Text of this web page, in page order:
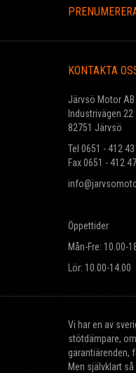
KONTAKTA
Järvsö Motor AB
Industrivägen 22
82751 Järvsö
Tel 0651 - 412 43
Fax 0651 - 412 47
Öppettider
Mån-Fre: 10.00-
Lör: 10.00-14.00
Vi har en av
stötdämpare,
garantiärenden,
Men självklart